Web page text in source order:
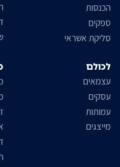
הכנסות
ספקים
סליקת אשראי
לכולם
עצמאים
עסקים
עמותות
מייצגים